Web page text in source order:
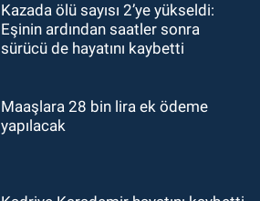
Kazada ölü sayısı 2’ye yükseldi:
Eşinin ardından saatler sonra
sürücü de hayatını kaybetti
Maaşlara 28 bin lira ek ödeme
yapılacak